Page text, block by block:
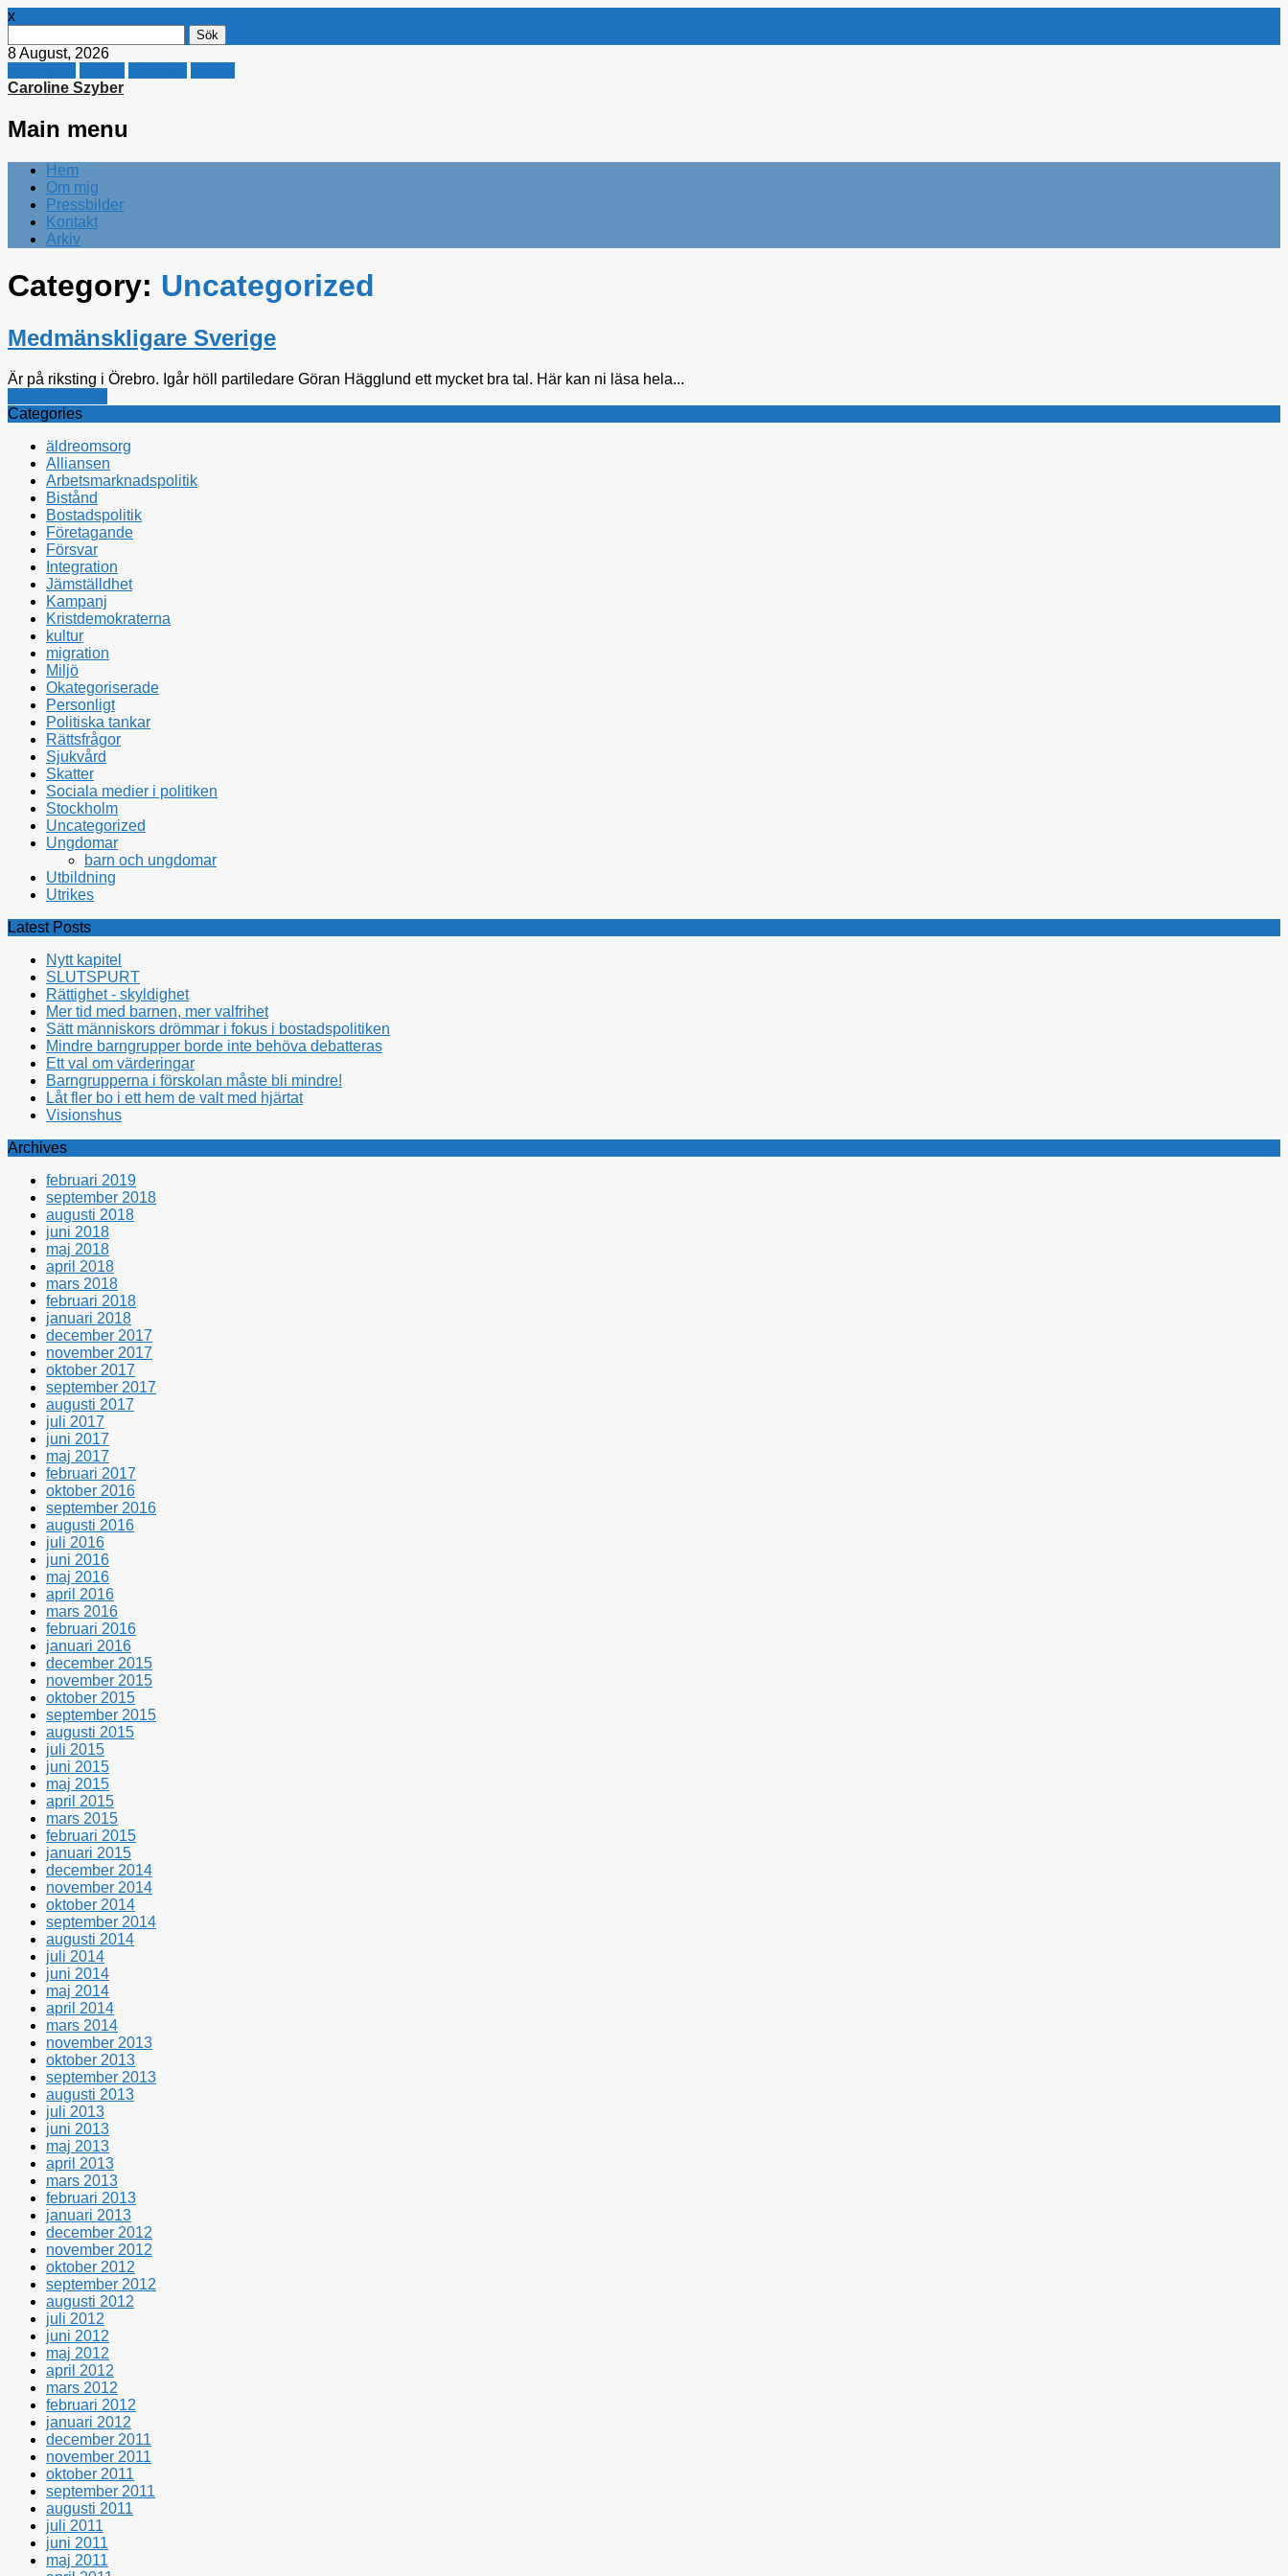
x
efter:
8 August, 2026
Caroline Szyber
Main menu
Skip
content
Hem
Om mig
Pressbilder
Kontakt
Arkiv
Category: Uncategorized
Medmänskligare Sverige
Är på riksting i Örebro. Igår höll partiledare Göran Hägglund ett mycket bra tal. Här kan ni läsa hela...
Categories
äldreomsorg
Alliansen
Arbetsmarknadspolitik
Bistånd
Bostadspolitik
Företagande
Försvar
Integration
Jämställdhet
Kampanj
Kristdemokraterna
kultur
migration
Miljö
Okategoriserade
Personligt
Politiska tankar
Rättsfrågor
Sjukvård
Skatter
Sociala medier i politiken
Stockholm
Uncategorized
Ungdomar
barn och ungdomar
Utbildning
Utrikes
Latest Posts
Nytt kapitel
SLUTSPURT
Rättighet - skyldighet
Mer tid med barnen, mer valfrihet
Sätt människors drömmar i fokus i bostadspolitiken
Mindre barngrupper borde inte behöva debatteras
Ett val om värderingar
Barngrupperna i förskolan måste bli mindre!
Låt fler bo i ett hem de valt med hjärtat
Visionshus
Archives
februari 2019
september 2018
augusti 2018
juni 2018
maj 2018
april 2018
mars 2018
februari 2018
januari 2018
december 2017
november 2017
oktober 2017
september 2017
augusti 2017
juli 2017
juni 2017
maj 2017
februari 2017
oktober 2016
september 2016
augusti 2016
juli 2016
juni 2016
maj 2016
april 2016
mars 2016
februari 2016
januari 2016
december 2015
november 2015
oktober 2015
september 2015
augusti 2015
juli 2015
juni 2015
maj 2015
april 2015
mars 2015
februari 2015
januari 2015
december 2014
november 2014
oktober 2014
september 2014
augusti 2014
juli 2014
juni 2014
maj 2014
april 2014
mars 2014
november 2013
oktober 2013
september 2013
augusti 2013
juli 2013
juni 2013
maj 2013
april 2013
mars 2013
februari 2013
januari 2013
december 2012
november 2012
oktober 2012
september 2012
augusti 2012
juli 2012
juni 2012
maj 2012
april 2012
mars 2012
februari 2012
januari 2012
december 2011
november 2011
oktober 2011
september 2011
augusti 2011
juli 2011
juni 2011
maj 2011